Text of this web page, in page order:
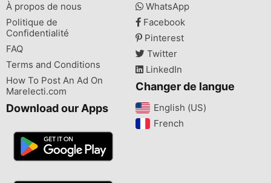
À propos de nous
Politique de
Confidentialité
FAQ
Terms and Conditions
How To Post An Ad On
Marelecti.com
Download our Apps
WhatsApp
Facebook
Pinterest
Twitter
LinkedIn
Changer de langue
English (US)‎
French‎